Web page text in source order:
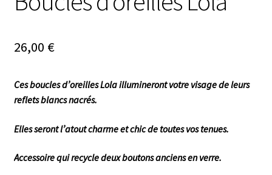
26,00 €
Ces boucles d’oreilles Lola illumineront votre visage de leurs
reflets blancs nacrés.
Elles seront l’atout charme et chic de toutes vos tenues.
Accessoire qui recycle deux boutons anciens en verre.